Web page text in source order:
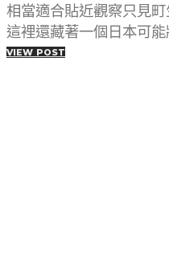
相當適合貼近觀察只見
這裡還藏著一個日本可
VIEW POST